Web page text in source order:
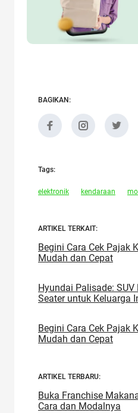
BAGIKAN:
Tags:
elektronik kendaraan
ARTIKEL TERKAIT:
Begini Cara Cek Pajak
Mudah dan Cepat
Hyundai Palisade:
Seater untuk Keluarga
Begini Cara Cek Pajak
Mudah dan Cepat
ARTIKEL TERBARU:
Buka Franchise
Cara dan Modalnya